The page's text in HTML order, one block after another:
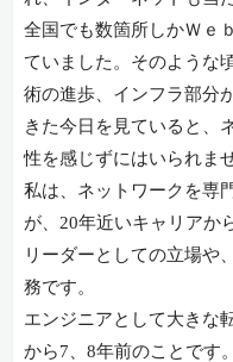
全国でも数箇所しかＷｅ
ていました。そのような
術の進歩、インフラ部分
きた今日を見ていると、
性を感じずにはいられませ
私は、ネットワークを専
が、20年近いキャリアか
リーダーとしての立場や
務です。
エンジニアとして大きな
から7、8年前のことです